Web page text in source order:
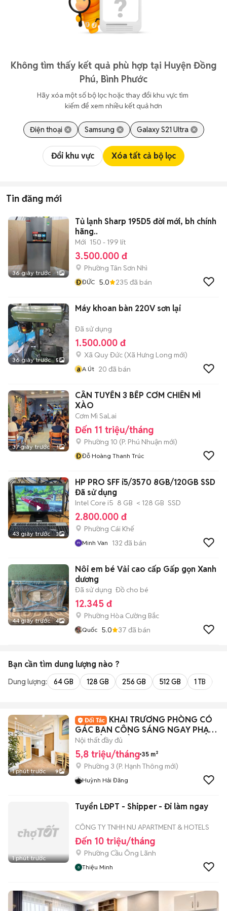
Không tìm thấy kết quả phù hợp tại Huyện Đồng
Phú, Bình Phước
Hãy xóa một số bộ lọc hoặc thay đổi khu vực tìm
kiếm để xem nhiều kết quả hơn
Điện thoại Samsung Galaxy S21 Ultra
Đổi khu vực Xóa tất cả bộ lọc
Tin đăng mới
36 giây trước 1
Tủ lạnh Sharp 195D5 đời mới, bh chính
hãng..
Mới 150 - 199 lít
3.500.000 đ
Phường Tân Sơn Nhì
ĐĐỨC 5.0 235 đã bán
36 giây trước 5
Máy khoan bàn 220V sơn lại
Đã sử dụng
1.500.000 đ
Xã Quy Đức (Xã Hưng Long mới)
a A Út 20 đã bán
37 giây trước 1
CẦN TUYỂN 3 BẾP CƠM CHIÊN MÌ
XÀO
Cơm Mì SaLai
Đến 11 triệu/tháng
Phường 10 (P. Phú Nhuận mới)
ĐĐỗ Hoàng Thanh Trúc
43 giây trước 3
HP PRO SFF i5/3570 8GB/120GB SSD
Đã sử dụng
Intel Core i5 8 GB < 128 GB SSD
2.800.000 đ
Phường Cái Khế
Minh Van 132 đã bán
44 giây trước 4
Nôi em bé Vải cao cấp Gấp gọn Xanh
dương
Đã sử dụng Đồ cho bé
12.345 đ
Phường Hòa Cường Bắc
Quốc 5.0 37 đã bán
Bạn cần tìm dung lượng nào ?
Dung lượng: 64 GB 128 GB 256 GB 512 GB 1 TB
1 phút trước 9
KHAI TRƯƠNG PHÒNG CÓ
GÁC BAN CÔNG SÁNG NGAY PHẠM
VĂN ĐỒNG GẦN VĂN LANG
Nội thất đầy đủ
5,8 triệu/tháng 35 m²
Phường 3 (P. Hạnh Thông mới)
Huỳnh Hải Đăng
1 phút trước
Tuyển LĐPT - Shipper - Đi làm ngay
CÔNG TY TNHH NU APARTMENT & HOTELS
Đến 10 triệu/tháng
Phường Cầu Ông Lãnh
Thiệu Minh